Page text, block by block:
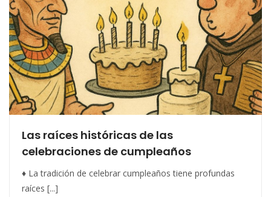
Las raíces históricas de las
celebraciones de cumpleaños
♦ La tradición de celebrar cumpleaños tiene profundas
raíces [...]